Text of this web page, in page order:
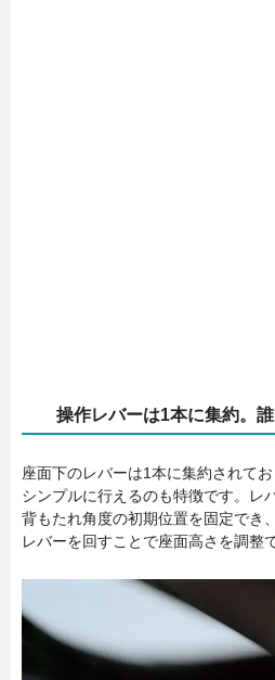
操作レバーは1本に集約。
座面下のレバーは1本に集約されて
シンプルに行えるのも特徴です。レ
背もたれ角度の初期位置を固定でき
レバーを回すことで座面高さを調整